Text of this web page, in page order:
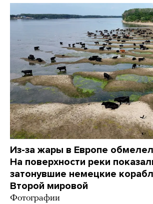
Из-за жары в Европе
На поверхности реки
затонувшие немецкие
Второй мировой
Фотографии